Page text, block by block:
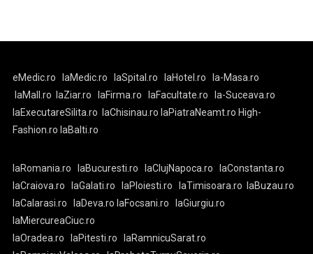
eMedic.ro laMedic.ro laSpital.ro laHotel.ro
la-Masa.ro
laMall.ro
laZiar.ro laFirma.ro laFacultate.ro
la-Suceava.ro
laExecutareSilita.ro
laChisinau.ro laPiatraNeamt.ro High-
Fashion.ro laBalti.ro
laRomania.ro laBucuresti.ro laClujNapoca.ro
laConstanta.ro
laCraiova.ro
laGalati.ro laPloiesti.ro laTimisoara.ro
laBuzau.ro
laCalarasi.ro
laDeva.ro laFocsani.ro
laGiurgiu.ro
laMiercureaCiuc.ro
laOradea.ro
laPitesti.ro
laRamnicuSarat.ro